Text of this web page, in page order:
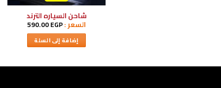
شاحن السياره الترند
السعر : 590.00EGP
إضافة إلى السلة